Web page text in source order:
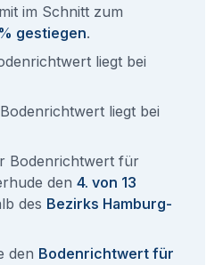
im Schnitt zum
gestiegen.
liegt bei
Bodenrichtwert liegt bei
Bodenrichtwert für
den 4. von 13
des Bezirks Hamburg-
den Bodenrichtwert für